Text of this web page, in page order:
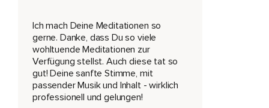
Ausatmen wieder aus deinem Körper hinausströmen.
Was bleibt,
Ist eine wunderbare und erholsame Stille,
In deinem Kopf und in deinem gesamten Körper.
Ich mach Deine Meditationen so
gerne. Danke, dass Du so viele
wohltuende Meditationen zur
Verfügung stellst. Auch diese tat so
gut! Deine sanfte Stimme, mit
passender Musik und Inhalt - wirklich
professionell und gelungen!